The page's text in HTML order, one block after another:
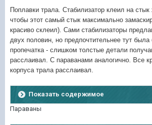
Поплавки трала. Стабилизатор клеил на стык
чтобы этот самый стык максимально
красиво склеил). Сами стабилизаторы
двух половин, но предпочтительнее тут была
пропечатка - слишком толстые детали
расслаивал. С параванами аналогично. Все
корпуса трала расслаивал.
Показать содержимое
Параваны